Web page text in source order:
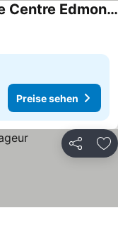
Sawridge Inn and Conference Centre Edmonton South
Preise sehen
Teilen